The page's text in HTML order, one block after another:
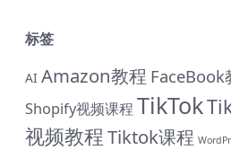
标签
AI Amazon教程 FaceBook
Shopify视频课程 TikTok
视频教程Tiktok课程